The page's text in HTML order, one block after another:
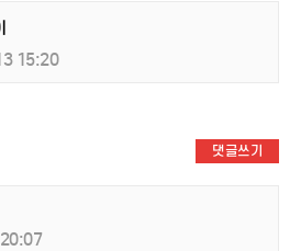
15:20
댓글쓰기